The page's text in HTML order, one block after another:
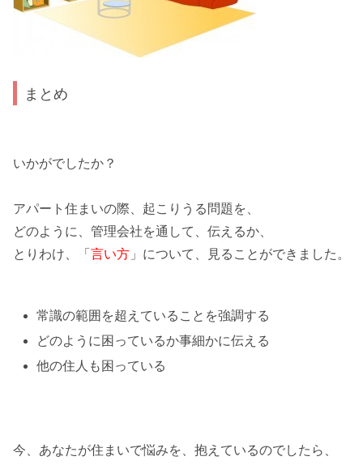
まとめ
いかがでしたか？
アパート住まいの際、起こりうる問題を、
どのように、 管理会社を通して
、伝えるか、
とりわけ、「 言い方 」について、見ることができました。
常識の範囲を超えていることを強調する
どのように困っているか事細かに伝える
他の住人も困っている
今、あなたが住まいで悩みを、抱えているのでしたら、